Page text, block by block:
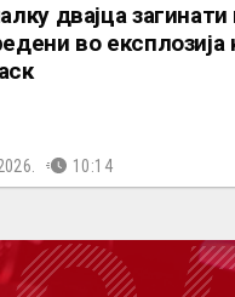
двајца загинати
во експлозија
10:14